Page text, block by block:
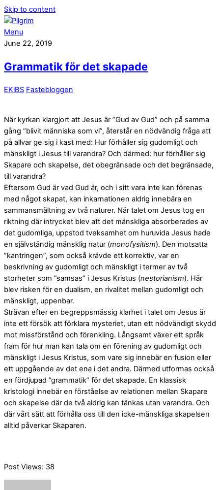
Skip to content
Menu
June 22, 2019
Grammatik för det skapade
EKiBS Fastebloggen
När kyrkan klargjort att Jesus är ”Gud av Gud” och på samma
gång ”blivit människa som vi”, återstår en nödvändig fråga att
på allvar ge sig i kast med: Hur förhåller sig gudomligt och
mänskligt i Jesus till varandra? Och därmed: hur förhåller sig
Skapare och skapelse, det obegränsade och det begränsade,
till varandra?
Eftersom Gud är vad Gud är, och i sitt vara inte kan förenas
med något skapat, kan inkarnationen aldrig innebära en
sammansmältning av två naturer. När talet om Jesus tog en
riktning där intrycket blev att det mänskliga absorberades av
det gudomliga, uppstod tveksamhet om huruvida Jesus hade
en självständig mänsklig natur (monofysitism). Den motsatta
”kantringen”, som också krävde ett korrektiv, var en
beskrivning av gudomligt och mänskligt i termer av två
storheter som ”samsas” i Jesus Kristus (nestorianism). Här
blev risken för en dualism, en rivalitet mellan gudomligt och
mänskligt, uppenbar.
Strävan efter en begreppsmässig klarhet i talet om Jesus är
inte ett försök att förklara mysteriet, utan ett nödvändigt skydd
mot missförstånd och förenkling. Långsamt växer ett språk
fram för hur man kan tala om en förening av gudomligt och
mänskligt i Jesus Kristus, som vare sig innebär en fusion eller
ett uppgående av det ena i det andra. Därmed utformas också
en fördjupad ”grammatik” för det skapade. En klassisk
kristologi innebär en förståelse av relationen mellan Skapare
och skapelse där de två aldrig kan tänkas utan varandra. Och
där vårt sätt att förhålla oss till den icke-mänskliga skapelsen
alltid påverkar Skaparen.
Post Views: 38